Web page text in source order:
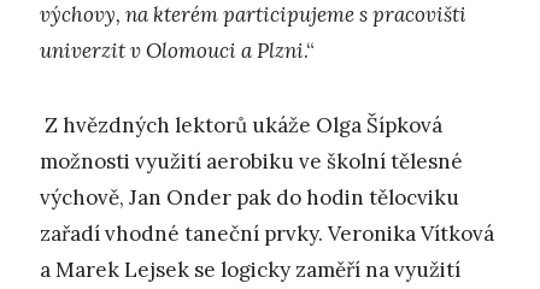
výchovy, na kterém participujeme s pracovišti
univerzit v Olomouci a Plzni.“
Z hvězdných lektorů ukáže Olga Šípková
možnosti využití aerobiku ve školní tělesné
výchově, Jan Onder pak do hodin tělocviku
zařadí vhodné taneční prvky. Veronika Vítková
a Marek Lejsek se logicky zaměří na využití